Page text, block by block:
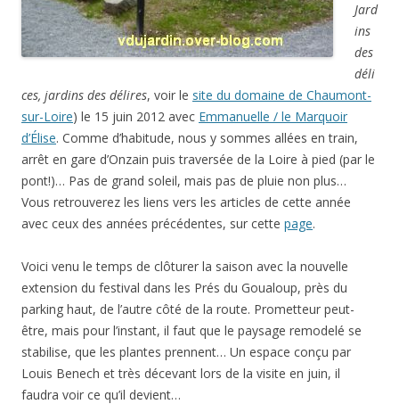
Jard
ins
des
déli
ces, jardins des délires, voir le site du domaine de Chaumont-
sur-Loire) le 15 juin 2012 avec Emmanuelle / le Marquoir
d’Élise. Comme d’habitude, nous y sommes allées en train,
arrêt en gare d’Onzain puis traversée de la Loire à pied (par le
pont!)… Pas de grand soleil, mais pas de pluie non plus…
Vous retrouverez les liens vers les articles de cette année
avec ceux des années précédentes, sur cette page.
Voici venu le temps de clôturer la saison avec la nouvelle
extension du festival dans les Prés du Goualoup, près du
parking haut, de l’autre côté de la route. Prometteur peut-
être, mais pour l’instant, il faut que le paysage remodelé se
stabilise, que les plantes prennent… Un espace conçu par
Louis Benech et très décevant lors de la visite en juin, il
faudra voir ce qu’il devient…